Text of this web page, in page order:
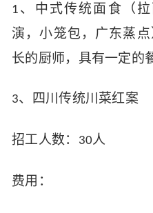
1 、 中式传统面食（
演，小笼包，广东蒸点
长的厨师，具有一定的
3、 四川传统川菜红案
招工人数： 30人
费用：